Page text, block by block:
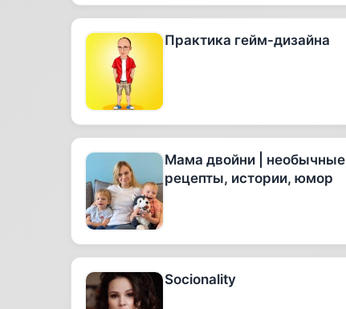
Практика гейм-дизайна
Мама двойни | необычные
рецепты, истории, юмор
Socionality